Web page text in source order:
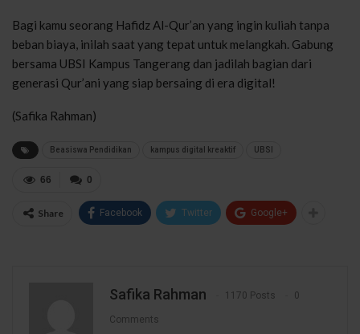
Bagi kamu seorang Hafidz Al-Qur’an yang ingin kuliah tanpa
beban biaya, inilah saat yang tepat untuk melangkah. Gabung
bersama UBSI Kampus Tangerang dan jadilah bagian dari
generasi Qur’ani yang siap bersaing di era digital!
(Safika Rahman)
Beasiswa Pendidikan kampus digital kreaktif UBSI
0
66
Share Facebook Twitter Google+
Safika Rahman 1170 Posts 0
Comments